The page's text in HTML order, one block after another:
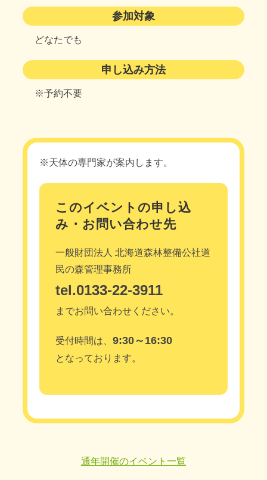
参加対象
どなたでも
申し込み方法
※予約不要
※天体の専門家が案内します。
このイベントの申し込
み・お問い合わせ先
一般財団法人 北海道森林整備公社道
民の森管理事務所
tel.0133-22-3911
までお問い合わせください。
受付時間は、 9:30～16:30
となっております。
通年開催のイベント一覧